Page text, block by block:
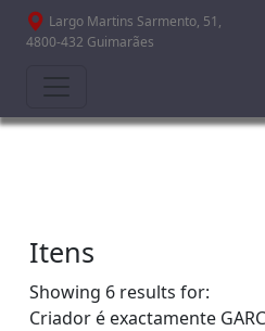
Passar para o conteúdo principal
Largo Martins Sarmento, 51,
4800-432 Guimarães
Itens
Showing 6 results for:
Criador é exactamente